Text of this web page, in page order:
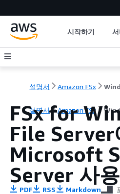
시작하기
설명서 Amazon FSx
설명서 Amazon FSx
FSx for
File Server
Microsoft
Server 사용
PDF RSS Markdown